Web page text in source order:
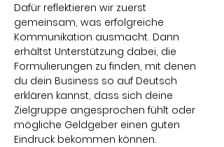
Dafür reflektieren wir zuerst
gemeinsam, was erfolgreiche
Kommunikation ausmacht. Dann
erhältst Unterstützung dabei, die
Formulierungen zu finden, mit denen
du dein Business so auf Deutsch
erklären kannst, dass sich deine
Zielgruppe angesprochen fühlt oder
mögliche Geldgeber einen guten
Eindruck bekommen können.